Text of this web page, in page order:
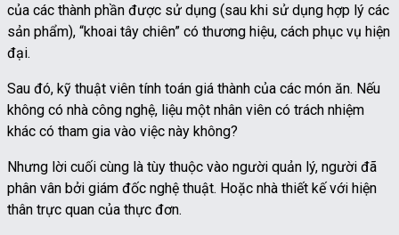
của các thành phần được sử dụng (sau khi sử dụng hợp lý các
sản phẩm), “khoai tây chiên” có thương hiệu, cách phục vụ hiện
đại.
Sau đó, kỹ thuật viên tính toán giá thành của các món ăn. Nếu
không có nhà công nghệ, liệu một nhân viên có trách nhiệm
khác có tham gia vào việc này không?
Nhưng lời cuối cùng là tùy thuộc vào người quản lý, người đã
phân vân bởi giám đốc nghệ thuật. Hoặc nhà thiết kế với hiện
thân trực quan của thực đơn.